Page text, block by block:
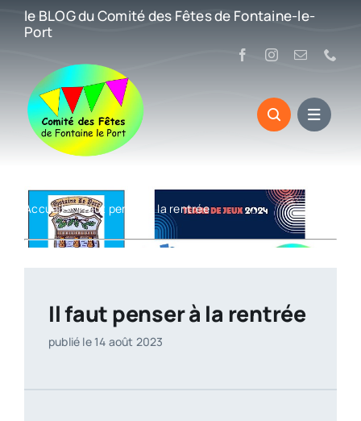
Passer
contenu
le BLOG du Comité des Fêtes de Fontaine-le-
Port
Accueil»Il faut penser à la rentrée
Il faut penser à la rentrée
publié le 14 août 2023